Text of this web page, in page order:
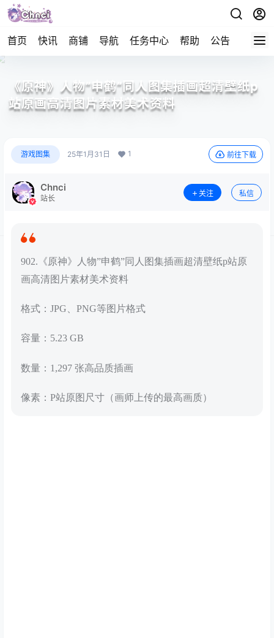
首页 快讯 商铺 导航 任务中心 帮助 公告 APP下
《原神》人物”申鹤”同人图集插画超清壁纸p
站原画高清图片素材美术资料
游戏图集 25年1月31日 1 前往下载
Chnci
站长
关注 私信
902.《原神》人物”申鹤”同人图集插画超清壁纸p站原
画高清图片素材美术资料
格式：JPG、PNG等图片格式
容量：5.23 GB
数量：1,297 张高品质插画
像素：P站原图尺寸（画师上传的最高画质）